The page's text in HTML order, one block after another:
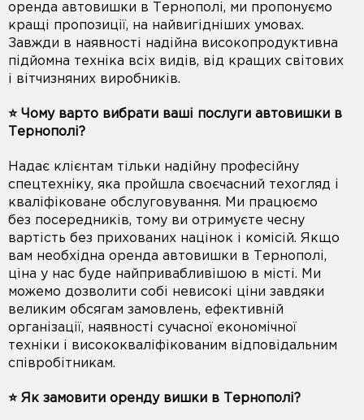
оренда автовишки в Тернополі, ми пропонуємо
кращі пропозиції, на найвигідніших умовах.
Завжди в наявності надійна високопродуктивна
підйомна техніка всіх видів, від кращих світових
і вітчизняних виробників.
⭐️ Чому варто вибрати ваші послуги автовишки в
Тернополі?
Надає клієнтам тільки надійну професійну
спецтехніку, яка пройшла своєчасний техогляд і
кваліфіковане обслуговування. Ми працюємо
без посередників, тому ви отримуєте чесну
вартість без прихованих націнок і комісій. Якщо
вам необхідна оренда автовишки в Тернополі,
ціна у нас буде найпривабливішою в місті. Ми
можемо дозволити собі невисокі ціни завдяки
великим обсягам замовлень, ефективній
організації, наявності сучасної економічної
техніки і висококваліфікованим відповідальним
співробітникам.
⭐️ Як замовити оренду вишки в Тернополі?